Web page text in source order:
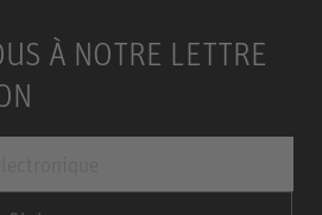
À NOTRE LETTRE